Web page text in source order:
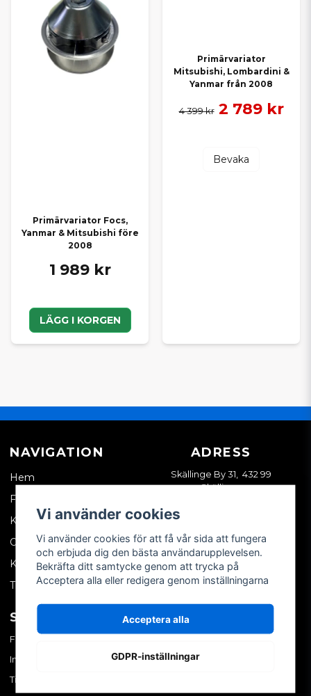
Primärvariator Focs,
Yanmar & Mitsubishi före
2008
1 989 kr
LÄGG I KORGEN
Primärvariator
Mitsubishi, Lombardini &
Yanmar från 2008
4 399 kr 2 789 kr
Bevaka
NAVIGATION
Hem
Företagskund
Kontakta oss
Om oss
Köpvillkor
Tips & trix
ADRESS
Skällinge By 31, 432 99
Skällinge
SOCIALA MEDIER
Facebook
Instagram
TikTok
MITT KONTO
Skapa konto
Vi använder cookies
Vi använder cookies för att få vår sida att fungera
och erbjuda dig den bästa användarupplevelsen.
Bekräfta ditt samtycke genom att trycka på
Acceptera alla eller redigera genom inställningarna
Acceptera alla
GDPR-inställningar